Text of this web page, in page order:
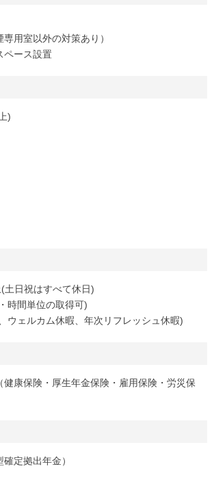
用室以外の対策あり）
ペース設置
)
土日祝はすべて休日)
時間単位の取得可)
ウェルカム休暇、年次リフレッシュ休暇)
健康保険・厚生年金保険・雇用保険・労災保
定拠出年金）